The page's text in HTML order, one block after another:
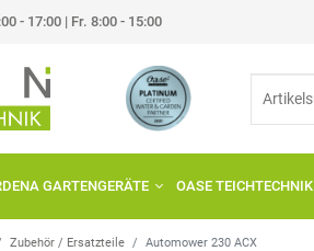
- 17:00 | Fr. 8:00 - 15:00
GARTENGERÄTE OASE TEICHTECHNIK
Zubehör / Ersatzteile Automower 230 ACX